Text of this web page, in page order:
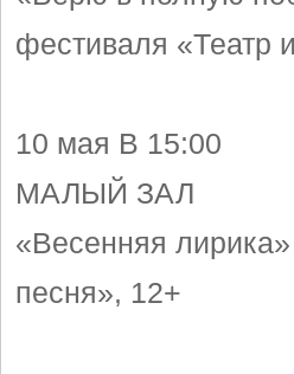
фестиваля «Театр
10 мая В 15:00
МАЛЫЙ ЗАЛ
«Весенняя
песня», 12+